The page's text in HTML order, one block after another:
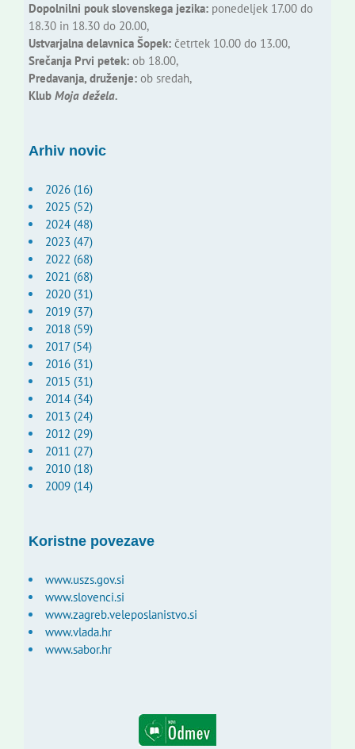
Dopolnilni pouk slovenskega jezika:ponedeljek 17.00 do
18.30 in 18.30 do 20.00,
Ustvarjalna delavnica Šopek:četrtek 10.00 do 13.00,
Srečanja Prvi petek:ob 18.00,
Predavanja, druženje:ob sredah,
Klub Moja dežela.
Arhiv novic
2026 (16)
2025 (52)
2024 (48)
2023 (47)
2022 (68)
2021 (68)
2020 (31)
2019 (37)
2018 (59)
2017 (54)
2016 (31)
2015 (31)
2014 (34)
2013 (24)
2012 (29)
2011 (27)
2010 (18)
2009 (14)
Koristne povezave
www.uszs.gov.si
www.slovenci.si
www.zagreb.veleposlanistvo.si
www.vlada.hr
www.sabor.hr